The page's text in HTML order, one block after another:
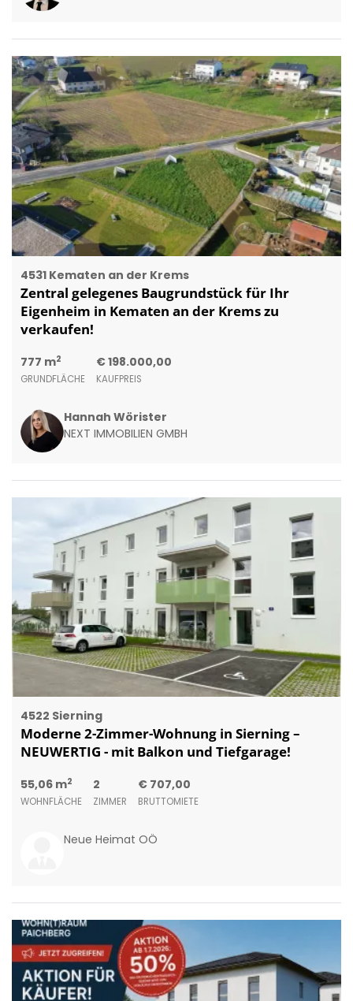
4531 Kematen an der Krems
Zentral gelegenes Baugrundstück für Ihr
Eigenheim in Kematen an der Krems zu
verkaufen!
777 m2
GRUNDFLÄCHE
€ 198.000,00
KAUFPREIS
Hannah Wörister
NEXT IMMOBILIEN GMBH
4522 Sierning
Moderne 2-Zimmer-Wohnung in Sierning –
NEUWERTIG - mit Balkon und Tiefgarage!
55,06 m2
WOHNFLÄCHE
2
ZIMMER
€ 707,00
BRUTTOMIETE
Neue Heimat OÖ